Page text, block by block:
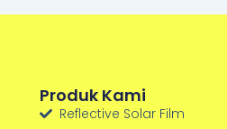
Produk Kami
Reflective Solar Film